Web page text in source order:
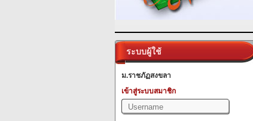
ระบบผู้ใช้
ม.ราชภัฏสงขลา
เข้าสู่ระบบสมาชิก